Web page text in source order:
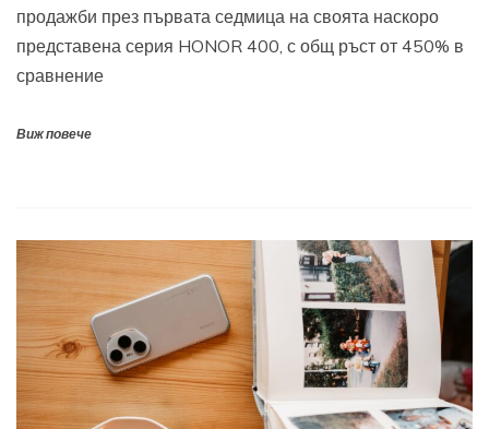
продажби през първата седмица на своята наскоро
представена серия HONOR 400, с общ ръст от 450% в
сравнение
Виж повече